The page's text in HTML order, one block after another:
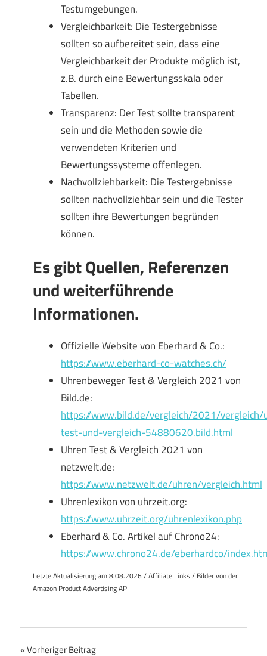
Testumgebungen.
Vergleichbarkeit: Die Testergebnisse
sollten so aufbereitet sein, dass eine
Vergleichbarkeit der Produkte möglich ist,
z.B. durch eine Bewertungsskala oder
Tabellen.
Transparenz: Der Test sollte transparent
sein und die Methoden sowie die
verwendeten Kriterien und
Bewertungssysteme offenlegen.
Nachvollziehbarkeit: Die Testergebnisse
sollten nachvollziehbar sein und die Tester
sollten ihre Bewertungen begründen
können.
Es gibt Quellen, Referenzen
und weiterführende
Informationen.
Offizielle Website von Eberhard & Co.:
https://www.eberhard-co-watches.ch/
Uhrenbeweger Test & Vergleich 2021 von
Bild.de:
https://www.bild.de/vergleich/2021/vergleich/
test-und-vergleich-54880620.bild.html
Uhren Test & Vergleich 2021 von
netzwelt.de:
https://www.netzwelt.de/uhren/vergleich.html
Uhrenlexikon von uhrzeit.org:
https://www.uhrzeit.org/uhrenlexikon.php
Eberhard & Co. Artikel auf Chrono24:
https://www.chrono24.de/eberhardco/
Letzte Aktualisierung am 8.08.2026 / Affiliate Links / Bilder von der
Amazon Product Advertising API
Vorheriger Beitrag